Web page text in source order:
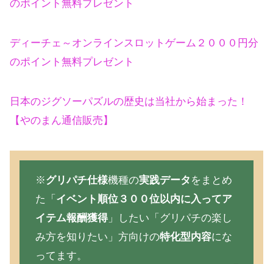
のポイント無料プレゼント
ディーチェ～オンラインスロットゲーム２０００円分
のポイント無料プレゼント
日本のジグソーパズルの歴史は当社から始まった！
【やのまん通信販売】
※グリパチ仕様機種の実践データ をまとめ
た「 イベント順位３００位以内に入ってア
イテム報酬獲得」したい「グリパチの楽し
み方を知りたい」方向けの特化型内容にな
ってます。